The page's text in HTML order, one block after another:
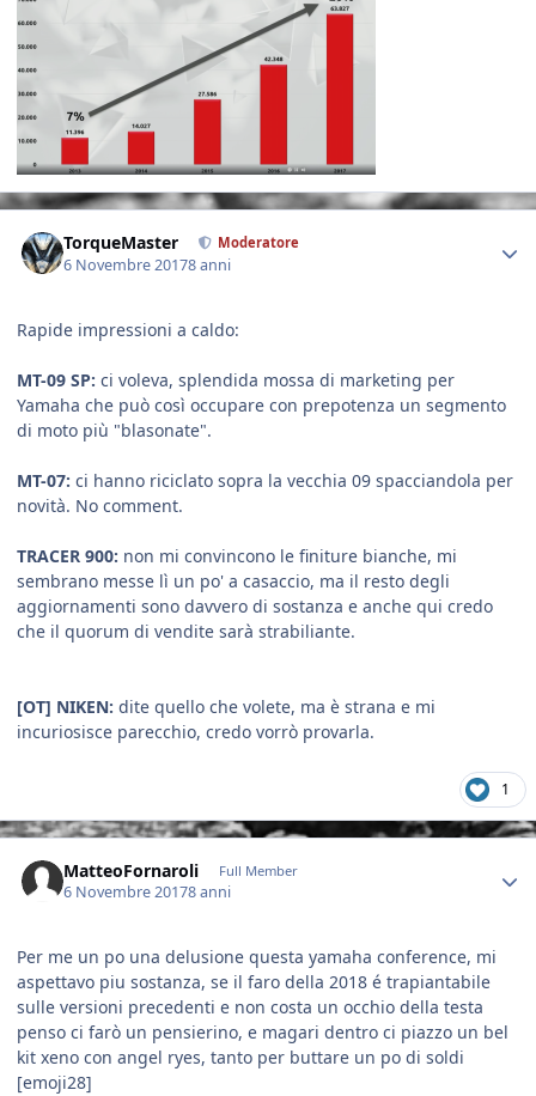
TorqueMaster Moderatore
6 Novembre 20178 anni
Rapide impressioni a caldo:
MT-09 SP: ci voleva, splendida mossa di marketing per
Yamaha che può così occupare con prepotenza un segmento
di moto più "blasonate".
MT-07: ci hanno riciclato sopra la vecchia 09 spacciandola per
novità. No comment.
TRACER 900: non mi convincono le finiture bianche, mi
sembrano messe lì un po' a casaccio, ma il resto degli
aggiornamenti sono davvero di sostanza e anche qui credo
che il quorum di vendite sarà strabiliante.
[OT] NIKEN: dite quello che volete, ma è strana e mi
incuriosisce parecchio, credo vorrò provarla.
1
MatteoFornaroli Full Member
6 Novembre 20178 anni
Per me un po una delusione questa yamaha conference, mi
aspettavo piu sostanza, se il faro della 2018 é trapiantabile
sulle versioni precedenti e non costa un occhio della testa
penso ci farò un pensierino, e magari dentro ci piazzo un bel
kit xeno con angel ryes, tanto per buttare un po di soldi
[emoji28]